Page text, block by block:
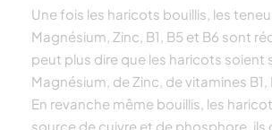
Une fois les haricots bouillis, les
Magnésium, Zinc, B1, B5 et B6 sont
peut plus dire que les haricots soient
Magnésium, de Zinc, de vitamines B1,
En revanche même bouillis, les
source de cuivre et de phosphore, ils